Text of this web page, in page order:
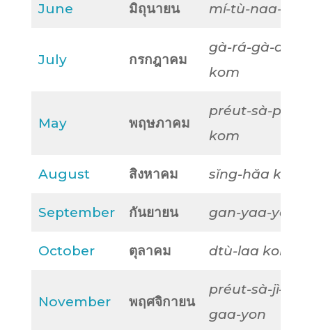
June มิถุนายน mí-tù-naa-yon
July กรกฎาคม
gà-rá-gà-daa-
kom
May พฤษภาคม
préut-sà-paa
kom
August สิงหาคม sĭng-hăa kom
September กันยายน gan-yaa-yon
October ตุลาคม dtù-laa kom
November พฤศจิกายน
préut-sà-jì-
gaa-yon